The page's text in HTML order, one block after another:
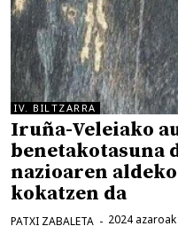
IV. BILTZARRA
Iruña-Veleiako
benetakotasuna
nazioaren
kokatzen da
2024
PATXI ZABALETA